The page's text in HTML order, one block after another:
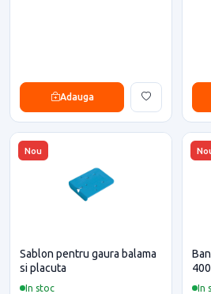
Adauga
Nou
In stoc
Sablon pentru gaura balama
si placuta
In